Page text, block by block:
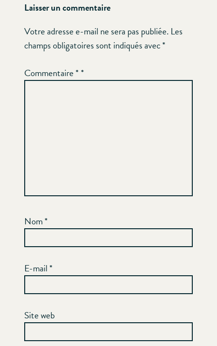
Laisser un commentaire
Votre adresse e-mail ne sera pas publiée. Les
champs obligatoires sont indiqués avec*
Commentaire*
Nom*
E-mail*
Site web